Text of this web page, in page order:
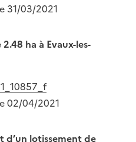
31/03/2021
ha à Evaux-les-
02/04/2021
d’un lotissement de